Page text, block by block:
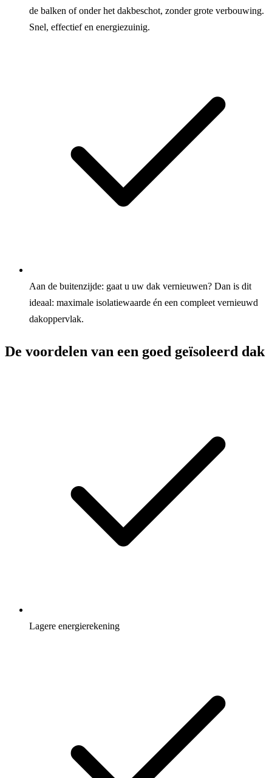
de balken of onder het dakbeschot, zonder grote verbouwing.
Snel, effectief en energiezuinig.
Aan de buitenzijde: gaat u uw dak vernieuwen? Dan is dit
ideaal: maximale isolatiewaarde én een compleet vernieuwd
dakoppervlak.
De voordelen van een goed geïsoleerd dak
Lagere energierekening